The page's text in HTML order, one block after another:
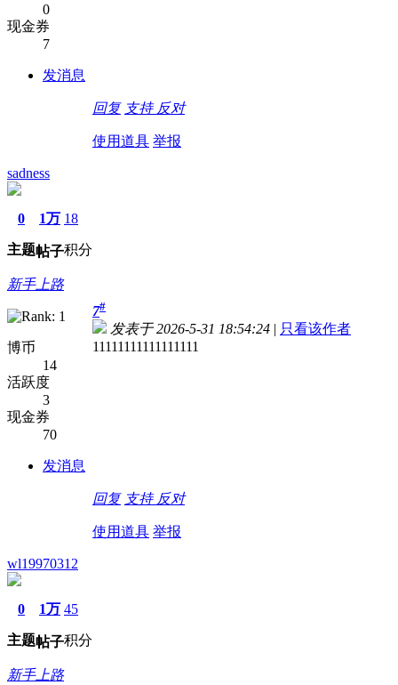
0
现金券
7
发消息
回复 支持 反对
使用道具 举报
sadness
0
主题
1万
帖子
18
积分
新手上路
博币
14
活跃度
3
现金券
70
发消息
7#
发表于 2026-5-31 18:54:24 | 只看该作者
11111111111111111
回复 支持 反对
使用道具 举报
wl19970312
0
主题
1万
帖子
45
积分
新手上路